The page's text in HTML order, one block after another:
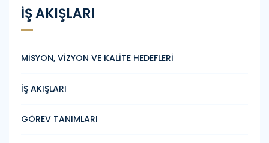
İŞ AKIŞLARI
MİSYON, VİZYON VE KALİTE HEDEFLERİ
İŞ AKIŞLARI
GÖREV TANIMLARI